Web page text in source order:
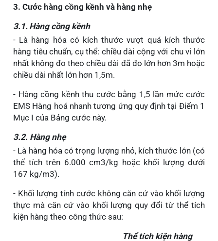
3. Cước hàng cồng kềnh và hàng nhẹ
3.1. Hàng cồng kềnh
- Là hàng hóa có kích thước vượt quá kích thước
hàng tiêu chuẩn, cụ thể: chiều dài cộng với chu vi lớn
nhất không đo theo chiều dài đã đo lớn hơn 3m hoặc
chiều dài nhất lớn hơn 1,5m.
- Hàng cồng kềnh thu cước bằng 1,5 lần mức cước
EMS Hàng hoá nhanh tương ứng quy định tại Điểm 1
Mục I của Bảng cước này.
3.2. Hàng nhẹ
- Là hàng hóa có trọng lượng nhỏ, kích thước lớn (có
thể tích trên 6.000 cm3/kg hoặc khối lượng dưới
167 kg/m3).
- Khối lượng tính cước không căn cứ vào khối lượng
thực mà căn cứ vào khối lượng quy đổi từ thể tích
kiện hàng theo công thức sau:
Thể tích kiện hàng